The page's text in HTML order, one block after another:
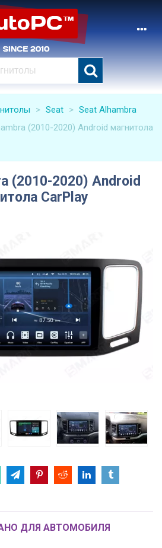
> Seat > Seat Alhambra
(2010-2020) Android магнитола
(2010-2020) Android
CarPlay
ДЛЯ АВТОМОБИЛЯ